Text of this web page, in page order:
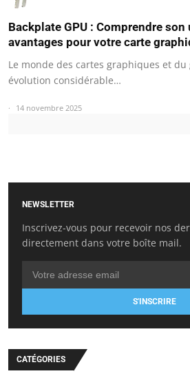
Backplate GPU : Comprendre
avantages pour votre carte
Le monde des cartes graphiques et
évolution considérable…
14 novembre 2025
NEWSLETTER
Inscrivez-vous pour recevoir nos
directement dans votre boîte mail.
S'INSCRIRE
CATÉGORIES